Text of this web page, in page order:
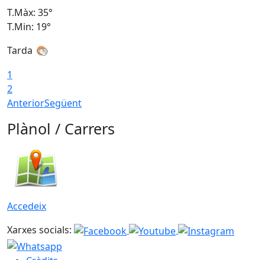
T.Màx: 35°
T.Min: 19°
Tarda
1
2
AnteriorSegüent
Plànol / Carrers
Accedeix
Xarxes socials: